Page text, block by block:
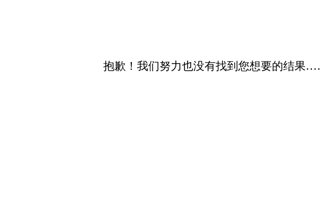
抱歉！我们努力也没有找到您想要的结果